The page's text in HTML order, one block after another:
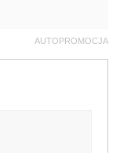
AUTOPROMOCJA